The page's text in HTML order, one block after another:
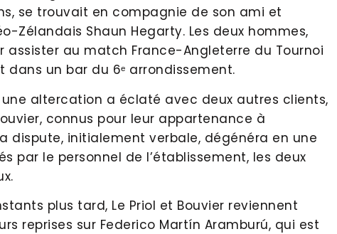
se trouvait en compagnie de son ami et
Zélandais Shaun Hegarty. Les deux hommes,
assister au match France-Angleterre du Tournoi
dans un bar du 6ᵉ arrondissement.
altercation a éclaté avec deux autres clients,
connus pour leur appartenance à
dispute, initialement verbale, dégénéra en une
par le personnel de l’établissement, les deux
plus tard, Le Priol et Bouvier reviennent
reprises sur Federico Martín Aramburú, qui est